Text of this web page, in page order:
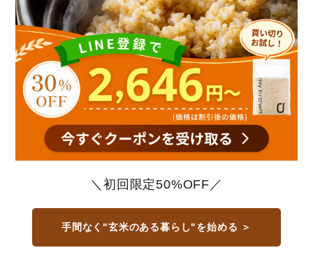
＼初回限定50%OFF／
手間なく"玄米のある暮らし"を始める ＞